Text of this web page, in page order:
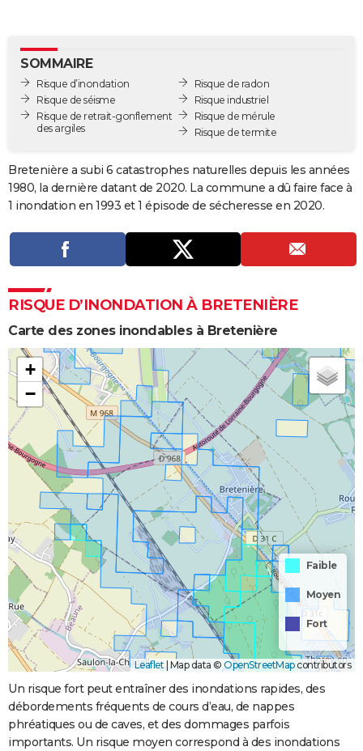
GUIDES D'ACHAT
BONS PLANS
CARTE DE VOEUX
PROGRAMME TV
Se connecter
Entreprises
Service militaire
Avis de recherche
AVIS DE DÉCÈS
Bricolage
Lifestyle
Culture
Sport
Auto
Television
Voyage
Cinema
SOMMAIRE
Risque d’inondation
Risque de séisme
Risque de retrait-gonflement
des argiles
Risque de radon
Risque industriel
Risque de mérule
Risque de termite
Bretenière a subi 6 catastrophes naturelles depuis les années
1980, la dernière datant de 2020. La commune a dû faire face à
1 inondation en 1993 et 1 épisode de sécheresse en 2020.
RISQUE D’INONDATION À BRETENIÈRE
Carte des zones inondables à Bretenière
+
−
Faible
Moyen
Fort
Leaflet | Map data © OpenStreetMapcontributors
Un risque fort peut entraîner des inondations rapides, des
débordements fréquents de cours d’eau, de nappes
phréatiques ou de caves, et des dommages parfois
importants. Un risque moyen correspond à des inondations